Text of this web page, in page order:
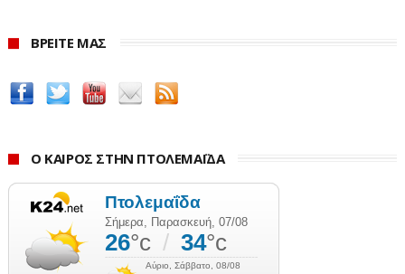
ΒΡΕΙΤΕ ΜΑΣ
Ο ΚΑΙΡΟΣ ΣΤΗΝ ΠΤΟΛΕΜΑΪΔΑ